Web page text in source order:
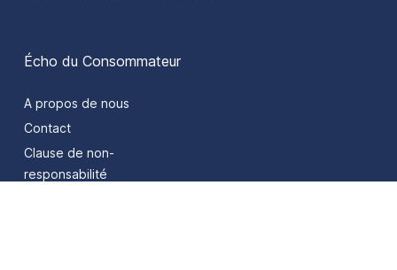
Écho du Consommateur
A propos de nous
Contact
Clause de non-
responsabilité